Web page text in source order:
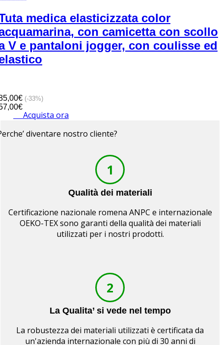
medica elasticizzata color
con camicetta con scollo
V e pantaloni jogger, con coulisse ed
(-33%)
Acquista ora
diventare nostro cliente?
1
Qualità dei materiali
Certificazione nazionale romena ANPC e internazionale
OEKO-TEX sono garanti della qualità dei materiali
utilizzati per i nostri prodotti.
2
La Qualita’ si vede nel tempo
La robustezza dei materiali utilizzati è certificata da
un'azienda internazionale con più di 30 anni di